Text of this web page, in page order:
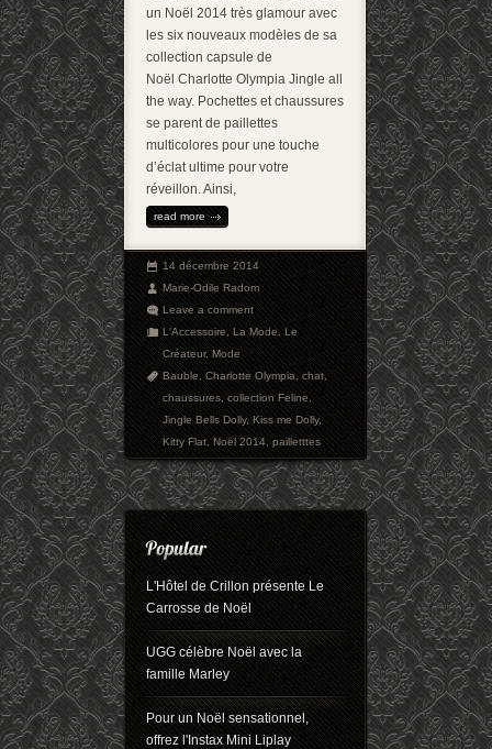
un Noël 2014 très glamour avec
les six nouveaux modèles de sa
collection capsule de
Noël Charlotte Olympia Jingle all
the way. Pochettes et chaussures
se parent de paillettes
multicolores pour une touche
d’éclat ultime pour votre
réveillon. Ainsi,
read more
14 décembre 2014
Marie-Odile Radom
Leave a comment
L'Accessoire,La Mode,Le
Créateur,Mode
Bauble,Charlotte Olympia,chat,
chaussures,collection Feline,
Jingle Bells Dolly,Kiss me Dolly,
Kitty Flat,Noël 2014,pailletttes
L'Hôtel de Crillon présente Le
Carrosse de Noël
UGG célèbre Noël avec la
famille Marley
Pour un Noël sensationnel,
offrez l'Instax Mini Liplay